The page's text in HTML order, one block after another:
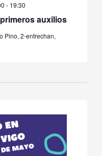
auxilios
- 19:30
Pino, 2-entrechan,